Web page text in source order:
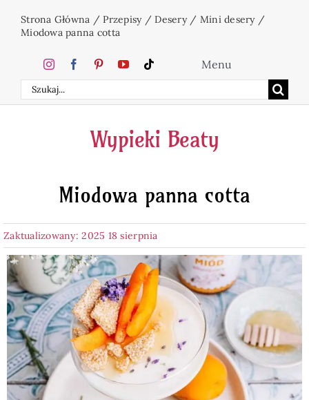
Strona Główna /Przepisy/Desery/ Mini desery/
Miodowa panna cotta
Szukaj
Menu
Home
Ciasta
Desery
Napoje
Pieczywo
Przetwory
Wypieki Beaty
Miodowa panna cotta
Zaktualizowany: 2025 18 sierpnia